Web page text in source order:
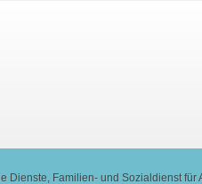
Dienste, Familien- und Sozialdienst für